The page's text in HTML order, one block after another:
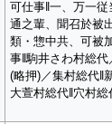
可仕事‖一、万一
通之輩、聞召於被
類・惣中共、可被
事‖駒井さわ村総
(略押)／集村総代‖
大萱村総代‖穴村総